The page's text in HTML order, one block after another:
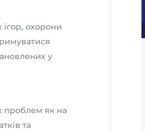
охорони
у
проблем як на
та